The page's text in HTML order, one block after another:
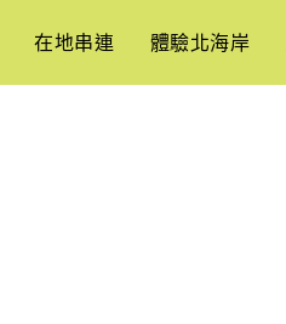
在地串連 體驗北海岸